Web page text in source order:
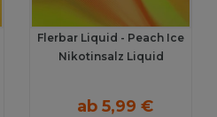
Flerbar Liquid - Peach Ice
Nikotinsalz Liquid
ab 5,99 €